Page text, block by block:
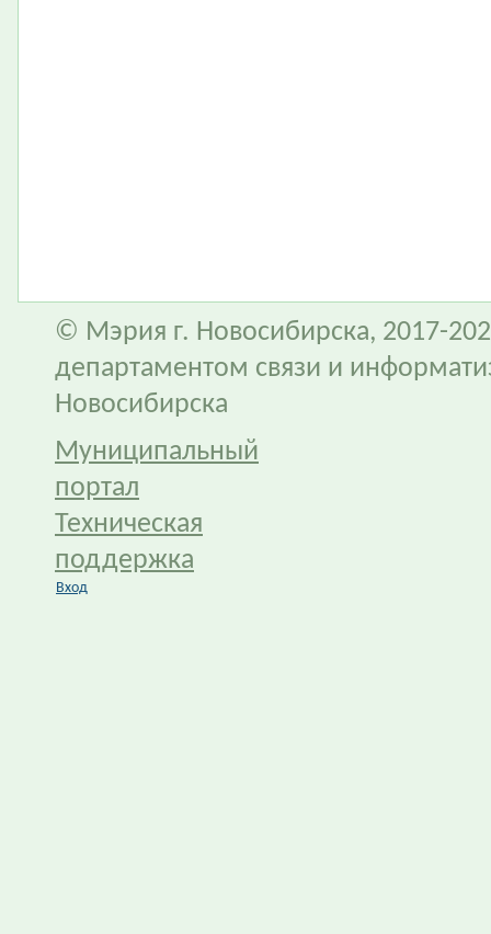
© Мэрия г. Новосибирска, 2017-
департаментом связи и
Новосибирска
Муниципальный
портал
Техническая
поддержка
Вход